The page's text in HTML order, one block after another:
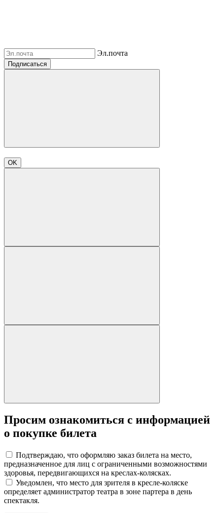
Эл.почта
Подписаться
OK
Просим ознакомиться с информацией
о покупке билета
Подтверждаю, что оформляю заказ билета на место,
предназначенное для лиц с ограниченными возможностями
здоровья, передвигающихся на креслах-колясках.
Уведомлен, что место для зрителя в кресле-коляске
определяет администратор театра в зоне партера в день
спектакля.